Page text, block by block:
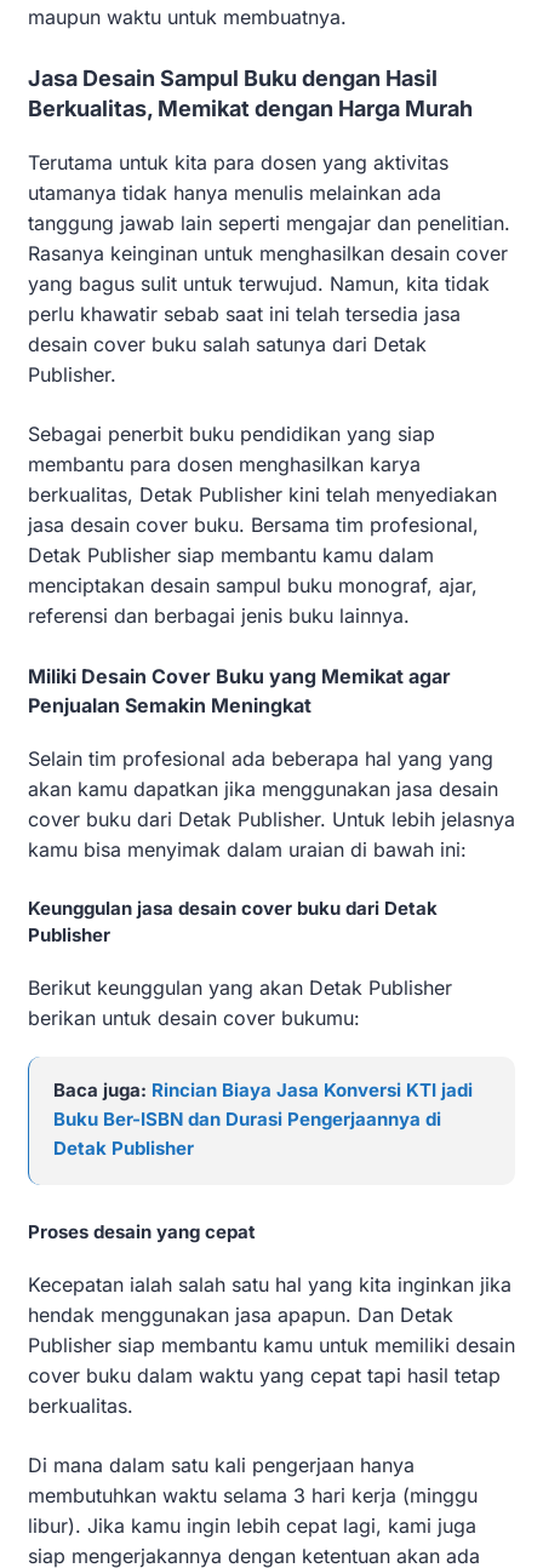
maupun waktu untuk membuatnya.
Jasa Desain Sampul Buku dengan Hasil
Berkualitas, Memikat dengan Harga Murah
Terutama untuk kita para dosen yang aktivitas
utamanya tidak hanya menulis melainkan ada
tanggung jawab lain seperti mengajar dan penelitian.
Rasanya keinginan untuk menghasilkan desain cover
yang bagus sulit untuk terwujud. Namun, kita tidak
perlu khawatir sebab saat ini telah tersedia jasa
desain cover buku salah satunya dari Detak
Publisher.
Sebagai penerbit buku pendidikan yang siap
membantu para dosen menghasilkan karya
berkualitas, Detak Publisher kini telah menyediakan
jasa desain cover buku. Bersama tim profesional,
Detak Publisher siap membantu kamu dalam
menciptakan desain sampul buku monograf, ajar,
referensi dan berbagai jenis buku lainnya.
Miliki Desain Cover Buku yang Memikat agar
Penjualan Semakin Meningkat
Selain tim profesional ada beberapa hal yang yang
akan kamu dapatkan jika menggunakan jasa desain
cover buku dari Detak Publisher. Untuk lebih jelasnya
kamu bisa menyimak dalam uraian di bawah ini:
Keunggulan jasa desain cover buku dari Detak
Publisher
Berikut keunggulan yang akan Detak Publisher
berikan untuk desain cover bukumu:
Baca juga: Rincian Biaya Jasa Konversi KTI jadi
Buku Ber-ISBN dan Durasi Pengerjaannya di
Detak Publisher
Proses desain yang cepat
Kecepatan ialah salah satu hal yang kita inginkan jika
hendak menggunakan jasa apapun. Dan Detak
Publisher siap membantu kamu untuk memiliki desain
cover buku dalam waktu yang cepat tapi hasil tetap
berkualitas.
Di mana dalam satu kali pengerjaan hanya
membutuhkan waktu selama 3 hari kerja (minggu
libur). Jika kamu ingin lebih cepat lagi, kami juga
siap mengerjakannya dengan ketentuan akan ada